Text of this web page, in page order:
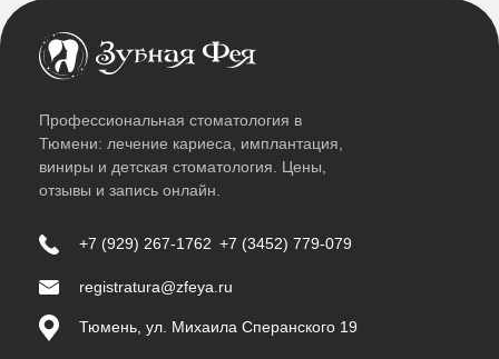
Тюмень, ул. Михаила Сперанского 19
registratura@zfeya.ru
+7 (3452) 779-079
+7 (929) 267-1762
Профессиональная стоматология в
Тюмени: лечение кариеса, имплантация,
виниры и детская стоматология. Цены,
отзывы и запись онлайн.